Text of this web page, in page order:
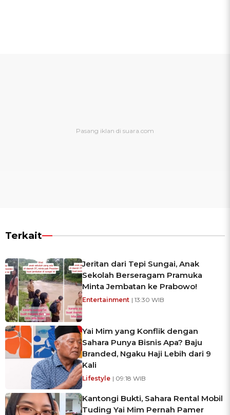
Terkait
Jeritan dari Tepi Sungai, Anak
Sekolah Berseragam Pramuka
Minta Jembatan ke Prabowo!
Entertainment | 13:30 WIB
Yai Mim yang Konflik dengan
Sahara Punya Bisnis Apa? Baju
Branded, Ngaku Haji Lebih dari 9
Kali
Lifestyle | 09:18 WIB
Kantongi Bukti, Sahara Rental Mobil
Tuding Yai Mim Pernah Pamer